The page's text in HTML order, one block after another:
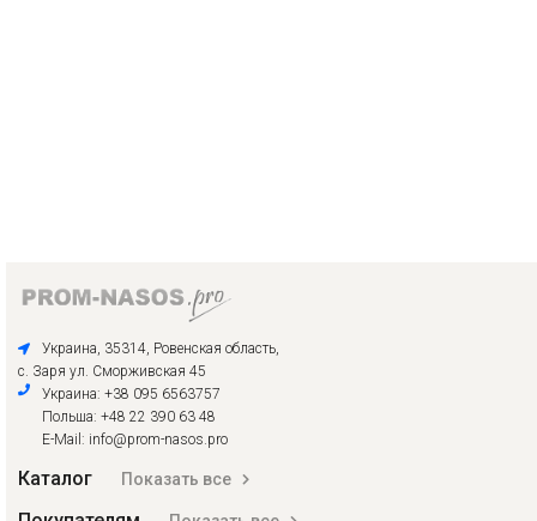
Украина, 35314, Ровенская область,
с. Заря ул. Сморживская 45
Украина: +38 095 6563757
Польша: +48 22 390 63 48
E-Mail: info@prom-nasos.pro
Каталог Показать все